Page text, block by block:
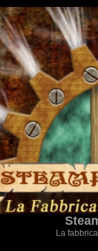
La